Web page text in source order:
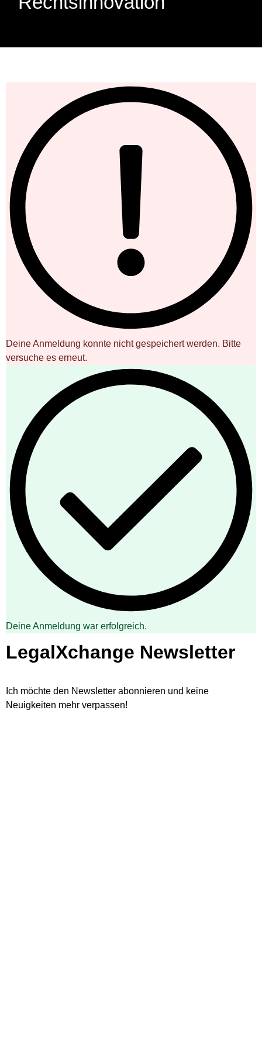
Deine Anmeldung konnte nicht gespeichert werden. Bitte
versuche es erneut.
Deine Anmeldung war erfolgreich.
LegalXchange Newsletter
Ich möchte den Newsletter abonnieren und keine
Neuigkeiten mehr verpassen!